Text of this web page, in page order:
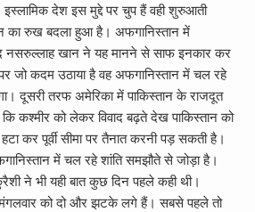
देश इस मुद्दे पर चुप हैं वही शुरुआती
का रुख बदला हुआ है। अफगानिस्तान में
नसरुल्लाह खान ने यह मानने से साफ इनकार कर
जो कदम उठाया है वह अफगानिस्तान में चल रहे
दूसरी तरफ अमेरिका में पाकिस्तान के राजदूत
कश्मीर को लेकर विवाद बढ़ते देख पाकिस्तान को
कर पूर्वी सीमा पर तैनात करनी पड़ सकती है।
में चल रहे शांति समझौते से जोड़ा है।
ने भी यही बात कुछ दिन पहले कही थी।
मंगलवार को दो और झटके लगे हैं। सबसे पहले तो